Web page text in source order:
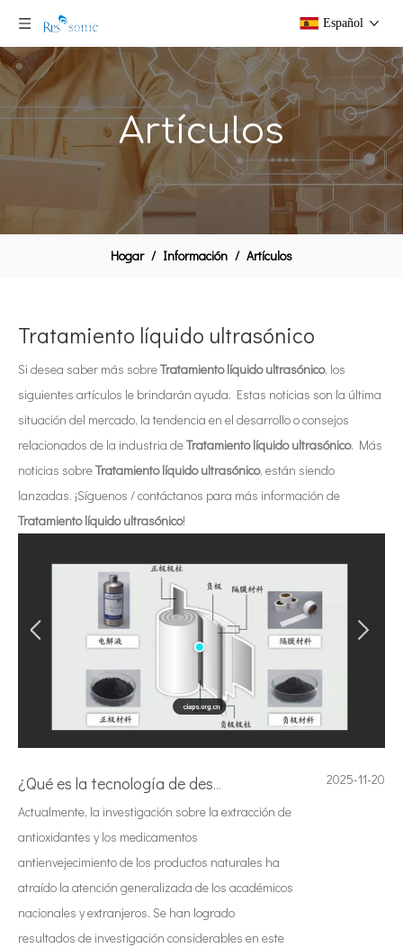
Español
Artículos
Hogar / Información / Artículos
Tratamiento líquido ultrasónico
Si desea saber más sobreTratamiento líquido ultrasónico, los
siguientes artículos le brindarán ayuda. Estas noticias son la última
situación del mercado, la tendencia en el desarrollo o consejos
relacionados de la industria deTratamiento líquido ultrasónico. Más
noticias sobreTratamiento líquido ultrasónico, están siendo
lanzadas. ¡Síguenos / contáctanos para más información de
Tratamiento líquido ultrasónico!
¿Qué es la tecnología de desgasificación de lodos de baterías ultrasónicas?
Actualmente, la investigación sobre la extracción de
antioxidantes y los medicamentos
antienvejecimiento de los productos naturales ha
atraído la atención generalizada de los académicos
nacionales y extranjeros. Se han logrado
resultados de investigación considerables en este
2025-11-20